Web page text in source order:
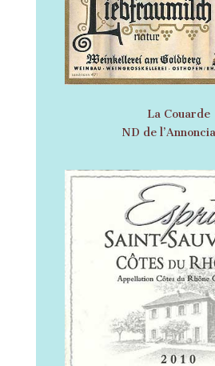
La Couarde
ND de